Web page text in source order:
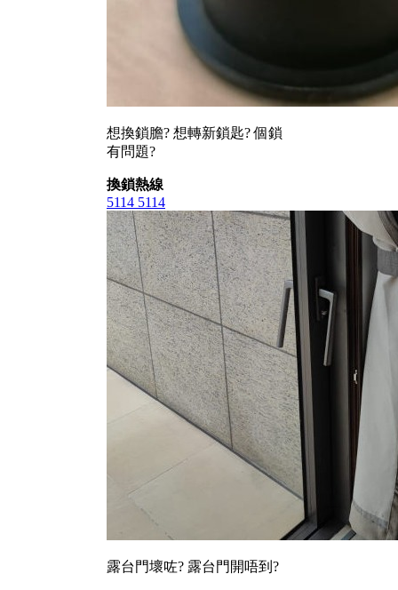
想換鎖膽? 想轉新鎖匙? 個鎖
有問題?
換鎖熱線
5114 5114
露台門壞咗? 露台門開唔到?